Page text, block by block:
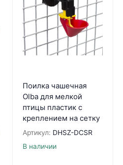
Поилка чашечная
Olba для мелкой
птицы пластик с
креплением на сетку
Артикул: DHSZ-DCSR
В наличии